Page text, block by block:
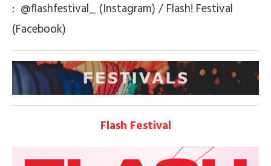
: @flashfestival_ (Instagram) / Flash! Festival
(Facebook)
Flash Festival